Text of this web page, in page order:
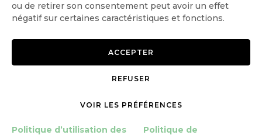
ou de retirer son consentement peut avoir un effet
négatif sur certaines caractéristiques et fonctions.
ACCEPTER
REFUSER
VOIR LES PRÉFÉRENCES
Politique d’utilisation des Politique de
OK
Politique de confidentialité